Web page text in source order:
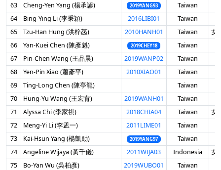
63
Cheng-Yen Yang (楊承諺) 2019YANG93 Taiwan
64
Bing-Ying Li (李秉穎) 2016LIBI01 Taiwan
65
Tzu-Han Hung (洪梓菡) 2010HANH01 Taiwan
女
66
Yan-Kuei Chen (陳彥魁) 2019CHEY18 Taiwan
67
Pin-Chen Wang (王品晨) 2019WANP02 Taiwan
68
Yen-Pin Xiao (蕭彥平) 2010XIAO01 Taiwan
69
Ting-Long Chen (陳亭龍) Taiwan
70
Hung-Yu Wang (王宏育) 2019WANH01 Taiwan
71
Alyssa Chi (季家祺) 2018CHIA04 Taiwan
女
72
Meng-Yi Li (李孟一) 2011LIME01 Taiwan
73
Kai-Hsun Yang (楊凱勛) 2019YANG97 Taiwan
74
Angeline Wijaya (黃千儀) 2011WIJA03 Indonesia
女
75
Bo-Yan Wu (吳柏彥) 2019WUBO01 Taiwan